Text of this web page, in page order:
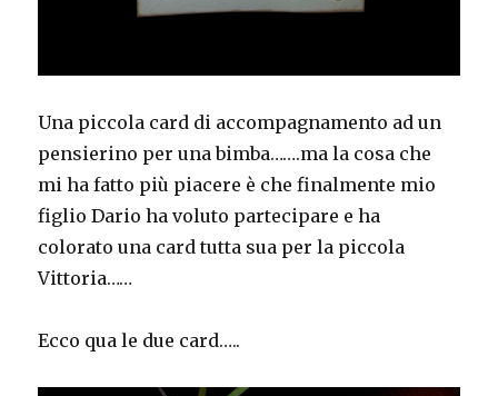
Una piccola card di accompagnamento ad un
pensierino per una bimba…….ma la cosa che
mi ha fatto più piacere è che finalmente mio
figlio Dario ha voluto partecipare e ha
colorato una card tutta sua per la piccola
Vittoria……
Ecco qua le due card…..